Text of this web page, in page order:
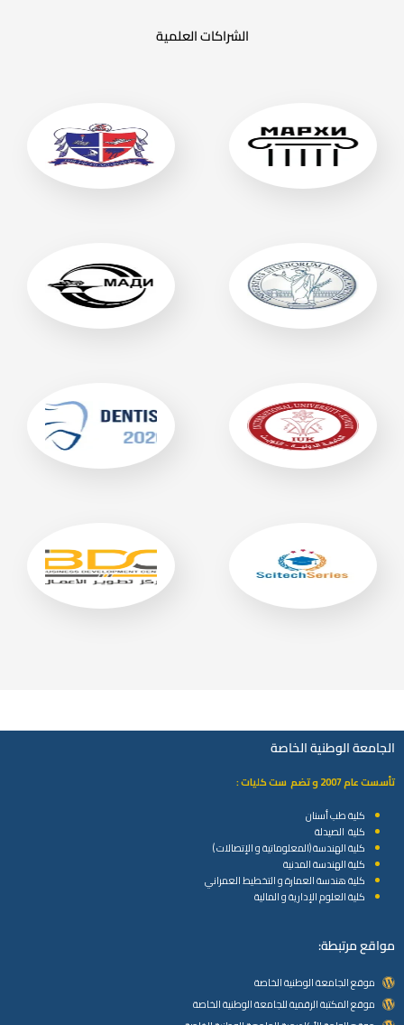
الشراكات العلمية
الجامعة الوطنية الخاصة
تأسست عام 2007 و تضم ست كليات :
كلية طب أسنان
كلية الصيدلة
كلية الهندسة (المعلوماتية و الإتصالات )
كلية الهندسة المدنية
كلية هندسة العمارة و التخطيط العمراني
كلية العلوم الإدارية و المالية
مواقع مرتبطة:
موقع الجامعة الوطنية الخاصة
موقع المكتبة الرقمية للجامعة الوطنية الخاصة